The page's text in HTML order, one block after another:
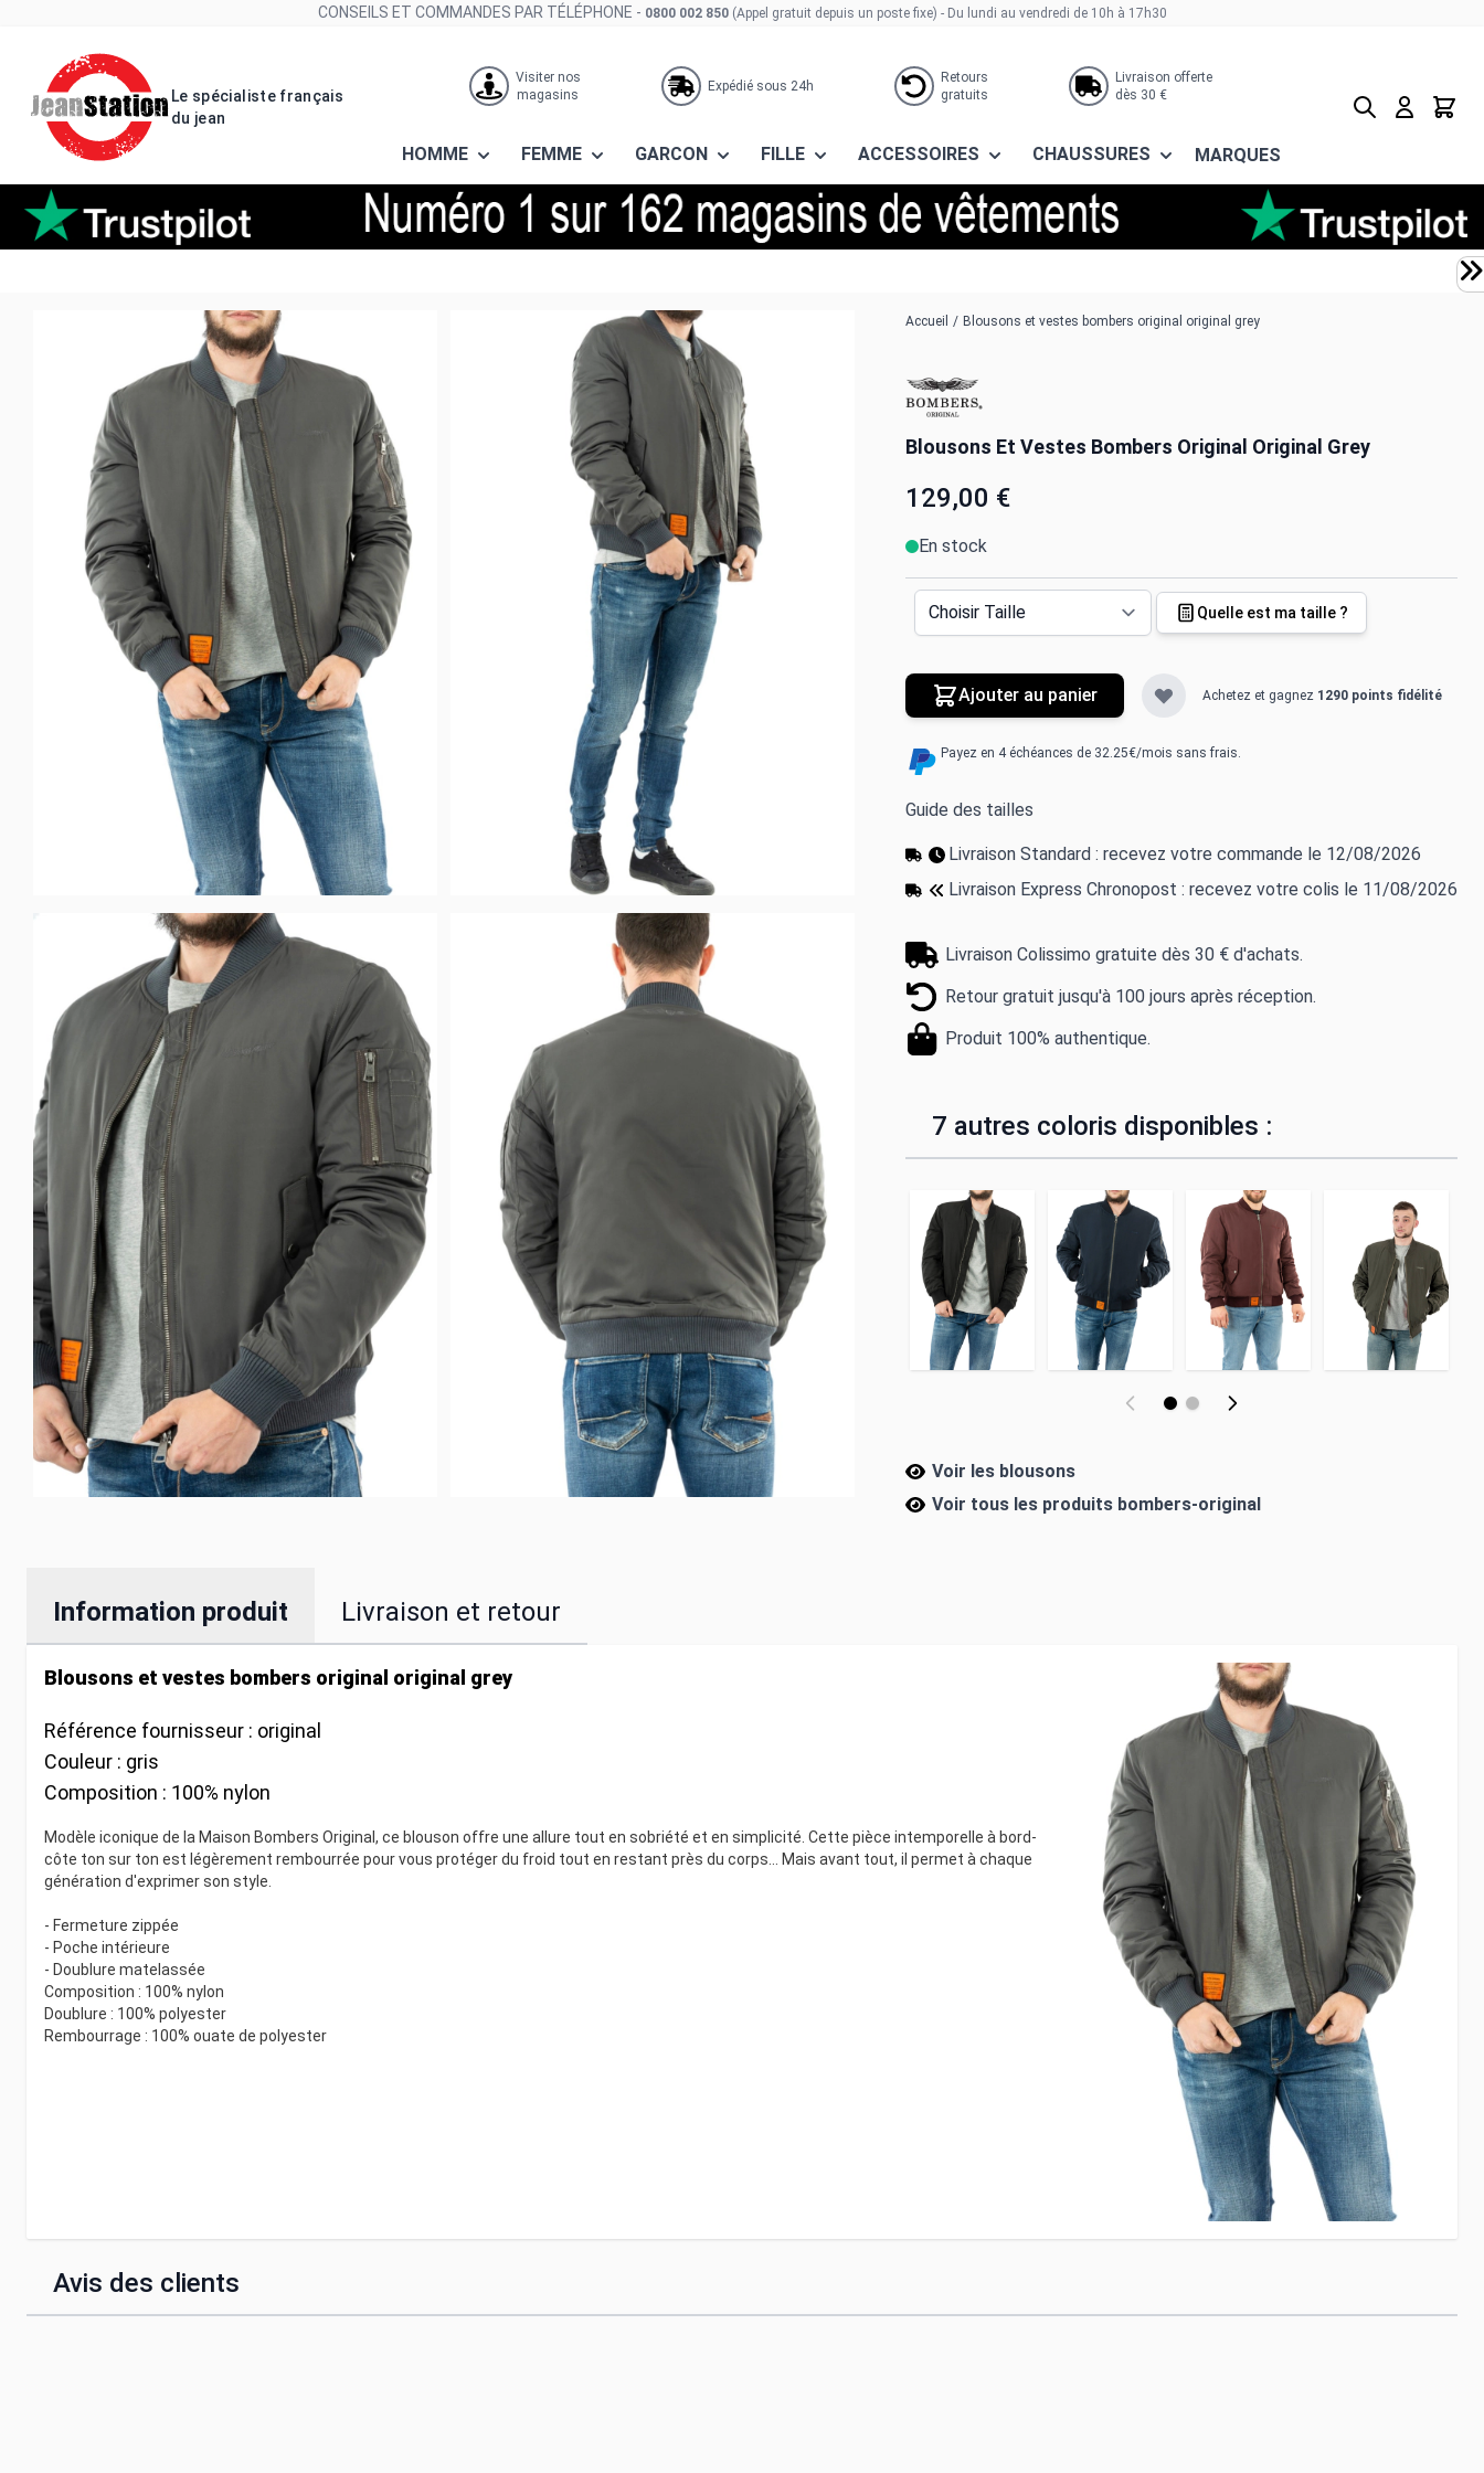
CONSEILS ET COMMANDES PAR TÉLÉPHONE - 0800 002 850 (Appel gratuit depuis un poste fixe) - Du lundi au vendredi de 10h à 17h30
Le spécialiste français
du jean
Visiter nos
magasins
Expédié sous 24h
Retours
gratuits
Livraison offerte
dès 30 €
HOMME FEMME GARCON FILLE ACCESSOIRES CHAUSSURES MARQUES
Rechercher
Panier
Blousons et vestes bombers original original grey Accueil / Blousons et vestes bombers original original grey
Blousons Et Vestes Bombers Original Original Grey
129,00 €
En stock
Quelle est ma taille ?
Ajouter au panier Achetez et gagnez 1290 points fidélité
Payez en 4 échéances de 32.25€/mois sans frais.
Guide des tailles
Livraison Standard : recevez votre commande le 12/08/2026
Livraison Express Chronopost : recevez votre colis le 11/08/2026
Livraison Colissimo gratuite dès 30 € d'achats.
Retour gratuit jusqu'à 100 jours après réception.
Produit 100% authentique.
7 autres coloris disponibles :
Voir les blousons
Voir tous les produits bombers-original
Information produit Livraison et retour
Blousons et vestes bombers original original grey
Référence fournisseur : original
Couleur : gris
Composition : 100% nylon
Modèle iconique de la Maison Bombers Original, ce blouson offre une allure tout en sobriété et en simplicité. Cette pièce intemporelle à bord-
côte ton sur ton est légèrement rembourrée pour vous protéger du froid tout en restant près du corps... Mais avant tout, il permet à chaque
génération d'exprimer son style.
- Fermeture zippée
- Poche intérieure
- Doublure matelassée
Composition : 100% nylon
Doublure : 100% polyester
Rembourrage : 100% ouate de polyester
Avis des clients